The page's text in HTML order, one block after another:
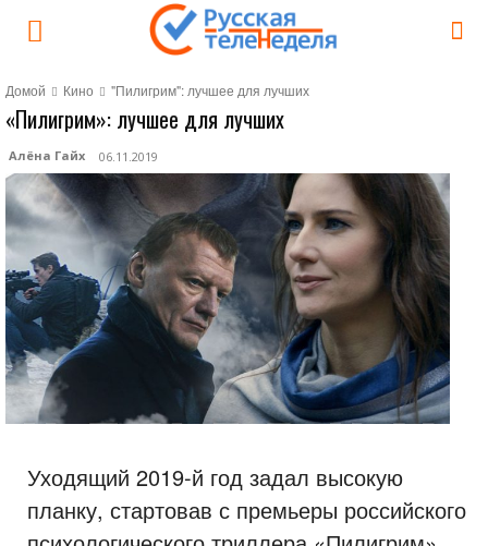
Домой Кино "Пилигрим": лучшее для лучших
«Пилигрим»: лучшее для лучших
Алёна Гайх 06.11.2019
Уходящий 2019-й год задал высокую
планку, стартовав с премьеры российского